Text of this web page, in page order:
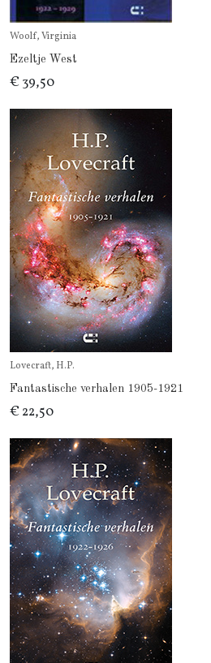
Woolf, Virginia
Ezeltje West
€ 39,50
Lovecraft, H.P.
Fantastische verhalen 1905-1921
€ 22,50